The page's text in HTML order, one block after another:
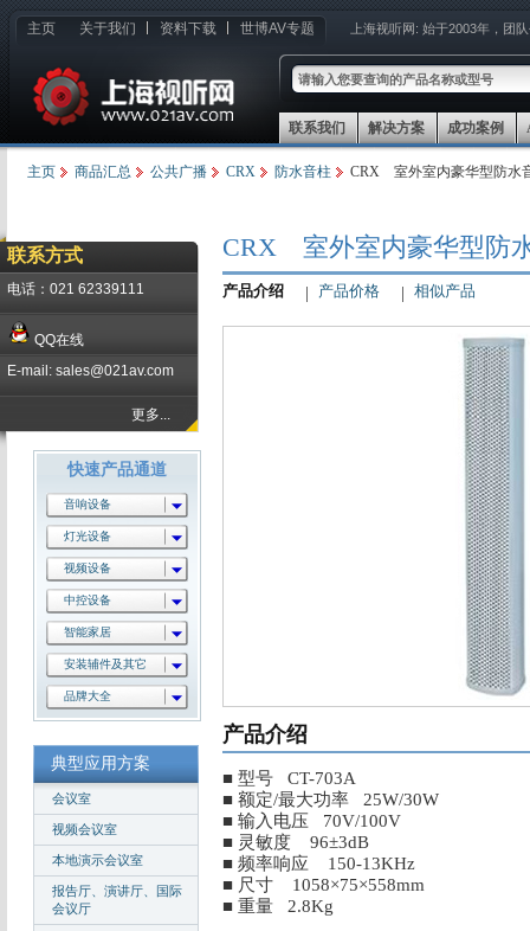
主页 关于我们 资料下载 世博AV专题 上海视听网: 始于2003年，团
联系我们 解决方案 成功案例
主页 商品汇总 公共广播 CRX 防水音柱 CRX 室外室内豪华型防水
CRX 室外室内豪华型防
产品介绍 产品价格 相似产品
产品介绍
■ 型号 CT-703A
■ 额定/最大功率 25W/30W
■ 输入电压 70V/100V
■ 灵敏度 96±3dB
■ 频率响应 150-13KHz
■ 尺寸 1058×75×558mm
■ 重量 2.8Kg
联系方式
电话：021 62339111
QQ在线
E-mail: sales@021av.com
更多...
快速产品通道
音响设备
灯光设备
视频设备
中控设备
智能家居
安装辅件及其它
品牌大全
典型应用方案
会议室
视频会议室
本地演示会议室
报告厅、演讲厅、国际
会议厅